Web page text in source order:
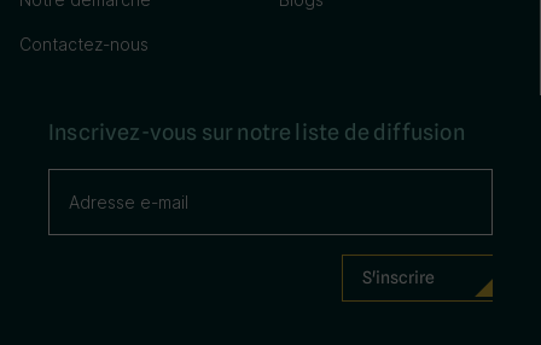
Contactez-nous
Inscrivez-vous sur notre liste de diffusion